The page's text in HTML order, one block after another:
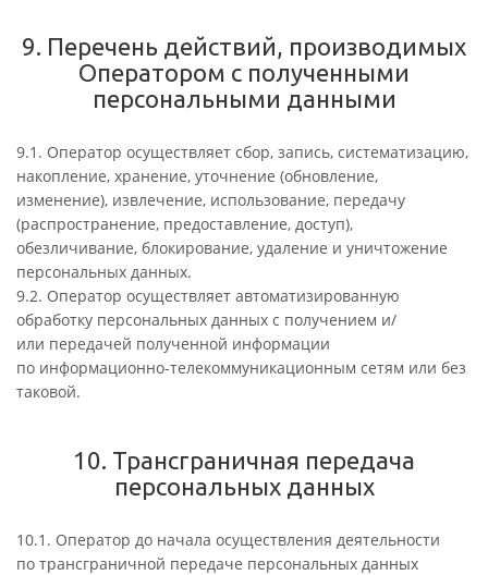
9. Перечень действий, производимых
Оператором с полученными
персональными данными
9.1. Оператор осуществляет сбор, запись, систематизацию,
накопление, хранение, уточнение (обновление,
изменение), извлечение, использование, передачу
(распространение, предоставление, доступ),
обезличивание, блокирование, удаление и уничтожение
персональных данных.
9.2. Оператор осуществляет автоматизированную
обработку персональных данных с получением и/
или передачей полученной информации
по информационно-телекоммуникационным сетям или без
таковой.
10. Трансграничная передача
персональных данных
10.1. Оператор до начала осуществления деятельности
по трансграничной передаче персональных данных